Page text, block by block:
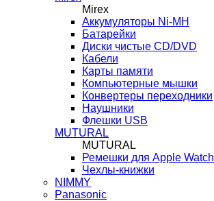
Mirex
Аккумуляторы Ni-MH
Батарейки
Диски чистые CD/DVD
Кабели
Карты памяти
Компьютерные мышки
Конвертеры переходники
Наушники
Флешки USB
MUTURAL
MUTURAL
Ремешки для Apple Watch
Чехлы-книжки
NIMMY
Panasonic